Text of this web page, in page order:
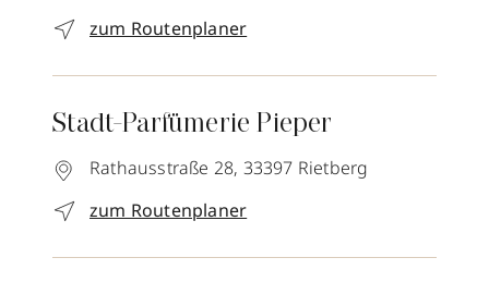
zum Routenplaner
Stadt-Parfümerie Pieper
Rathausstraße 28, 33397 Rietberg
zum Routenplaner